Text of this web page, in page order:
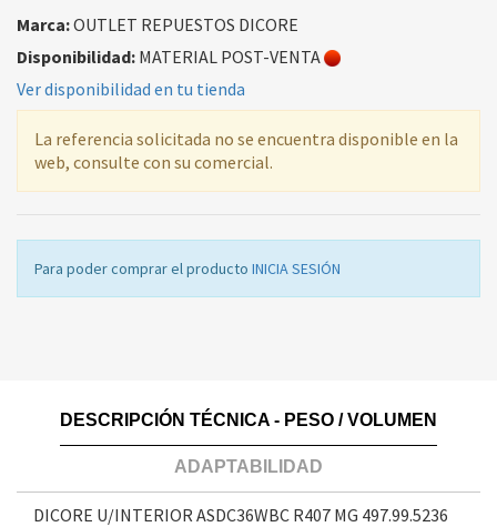
Marca:OUTLET REPUESTOS DICORE
Disponibilidad: MATERIAL POST-VENTA
Ver disponibilidad en tu tienda
La referencia solicitada no se encuentra disponible en la
web, consulte con su comercial.
Para poder comprar el producto INICIA SESIÓN
DESCRIPCIÓN TÉCNICA - PESO / VOLUMEN
ADAPTABILIDAD
DICORE U/INTERIOR ASDC36WBC R407 MG 497.99.5236